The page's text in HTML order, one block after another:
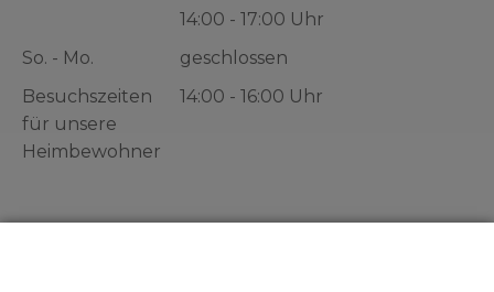
14:00 - 17:00 Uhr
So. - Mo.
geschlossen
Besuchszeiten
für unsere
Heimbewohner
14:00 - 16:00 Uhr